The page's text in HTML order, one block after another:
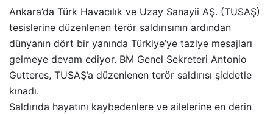
Ankara’da Türk Havacılık ve Uzay Sanayii AŞ. (TUSAŞ)
tesislerine düzenlenen terör saldırısının ardından
dünyanın dört bir yanında Türkiye’ye taziye mesajları
gelmeye devam ediyor. BM Genel Sekreteri Antonio
Gutteres, TUSAŞ’a düzenlenen terör saldırısı şiddetle
kınadı.
Saldırıda hayatını kaybedenlere ve ailelerine en derin